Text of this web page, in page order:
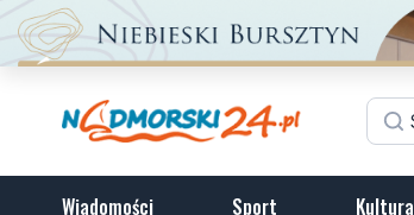
Wiadomości Sport Kultura